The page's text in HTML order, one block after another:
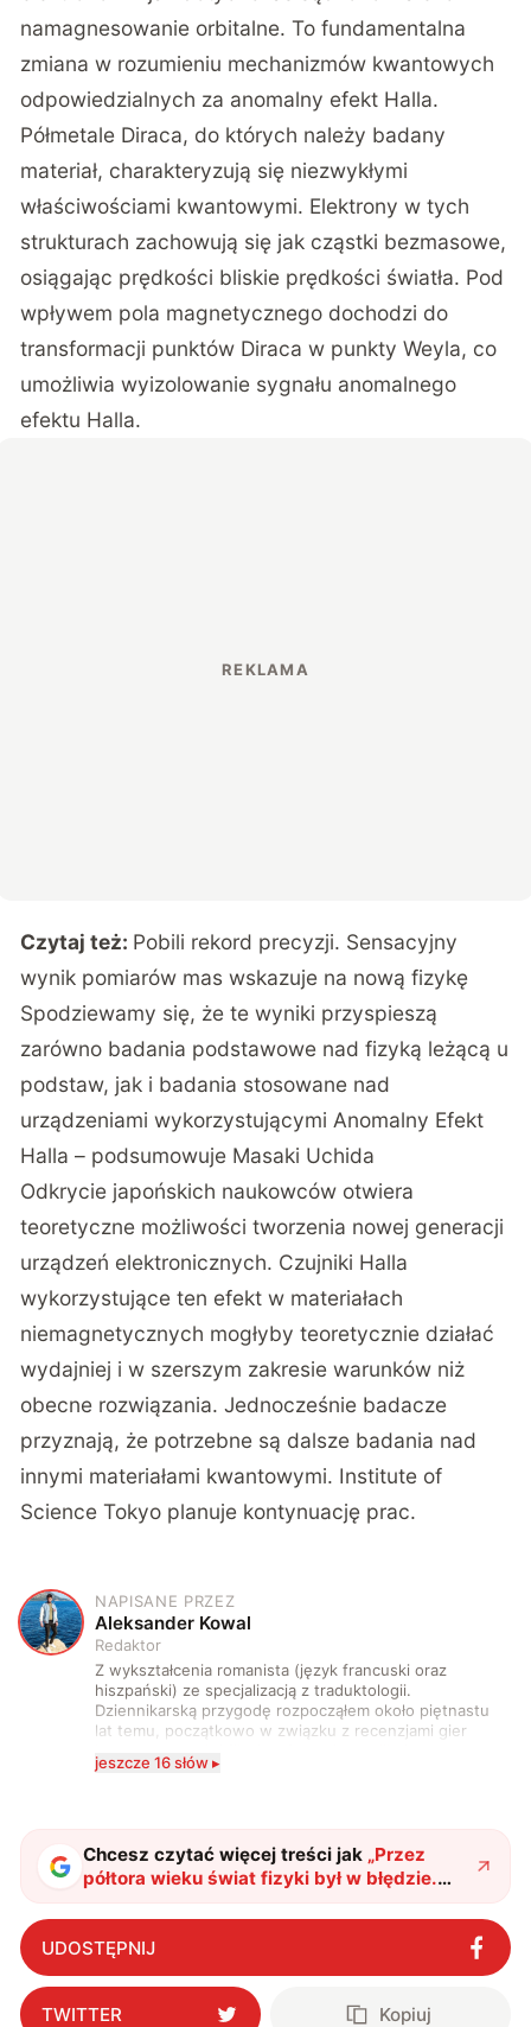
namagnesowanie orbitalne. To fundamentalna
zmiana w rozumieniu mechanizmów kwantowych
odpowiedzialnych za anomalny efekt Halla.
Półmetale Diraca, do których należy badany
materiał, charakteryzują się niezwykłymi
właściwościami kwantowymi. Elektrony w tych
strukturach zachowują się jak cząstki bezmasowe,
osiągając prędkości bliskie prędkości światła. Pod
wpływem pola magnetycznego dochodzi do
transformacji punktów Diraca w punkty Weyla, co
umożliwia wyizolowanie sygnału anomalnego
efektu Halla.
Czytaj też: Pobili rekord precyzji. Sensacyjny
wynik pomiarów mas wskazuje na nową fizykę
Spodziewamy się, że te wyniki przyspieszą
zarówno badania podstawowe nad fizyką leżącą u
podstaw, jak i badania stosowane nad
urządzeniami wykorzystującymi Anomalny Efekt
Halla – podsumowuje Masaki Uchida
Odkrycie japońskich naukowców otwiera
teoretyczne możliwości tworzenia nowej generacji
urządzeń elektronicznych. Czujniki Halla
wykorzystujące ten efekt w materiałach
niemagnetycznych mogłyby teoretycznie działać
wydajniej i w szerszym zakresie warunków niż
obecne rozwiązania. Jednocześnie badacze
przyznają, że potrzebne są dalsze badania nad
innymi materiałami kwantowymi. Institute of
Science Tokyo planuje kontynuację prac.
A
NAPISANE PRZEZ
Aleksander Kowal
Redaktor
Z wykształcenia romanista (język francuski oraz
hiszpański) ze specjalizacją z traduktologii.
Dziennikarską przygodę rozpocząłem około piętnastu
lat temu, początkowo w związku z recenzjami gier
komputerowych i filmów. Obecnie publikuję
zdecydowanie częściej na tematy związane z nauką
także uprawiać oraz oglądać sport.
jeszcze 16 słów ▸
Chcesz czytać więcej treści jak „Przez
półtora wieku świat fizyki był w błędzie.
Jeden eksperyment zmienił wszystko, co
wiemy o efekcie Halla"?
UDOSTĘPNIJ
TWITTER Kopiuj